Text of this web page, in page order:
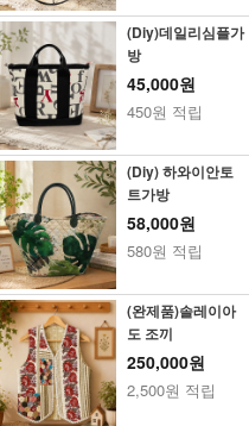
(Diy)데일리심플가
방
45,000원
450원 적립
(Diy) 하와이안토
트가방
58,000원
580원 적립
(완제품)솔레이아
도 조끼
250,000원
2,500원 적립